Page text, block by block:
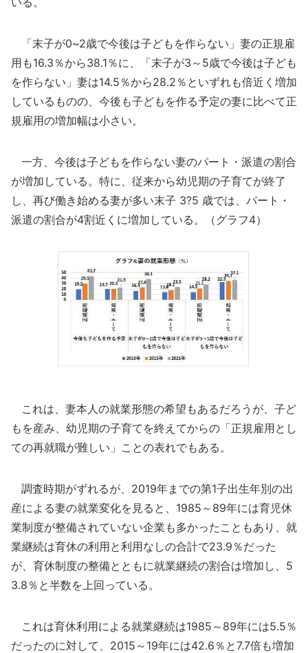
「末子が0~2歳で今後は子どもを作らない」妻の正規雇
用も16.3％から38.1％に、「末子が3～5歳で今後は子ども
を作らない」妻は14.5％から28.2％といずれも倍近く増加
しているものの、今後も子どもを作る予定の妻に比べて正
規雇用の増加幅は小さい。
一方、今後は子どもを作らない妻のパート・派遣の割合
が増加している。特に、従来から幼児期の子育てが終了
し、再び働き始める妻が多い末子 3?5 歳では、パート・
派遣の割合が4割近くに増加している。（グラフ4）
これは、妻本人の就業形態の希望もあるだろうが、子ど
もを産み、幼児期の子育てを終えてからの「正規雇用とし
ての再就職が難しい」ことの表れでもある。
調査時期がずれるが、2019年までの第1子出生年別の出
産による妻の就業変化を見ると、1985～89年には育児休
業制度が整備されていない企業も多かったこともあり、就
業継続は育休の利用と利用なしの合計で23.9％だった
が、育休制度の整備とともに就業継続の割合は増加し、5
3.8％と半数を上回っている。
これは育休利用による就業継続は1985～89年には5.5％
だったのに対して、2015～19年には42.6％と7.7倍も増加